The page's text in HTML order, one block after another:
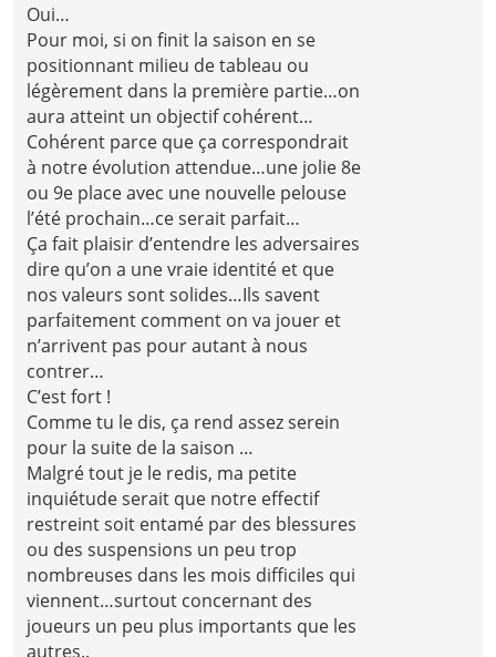
Oui…
Pour moi, si on finit la saison en se
positionnant milieu de tableau ou
légèrement dans la première partie…on
aura atteint un objectif cohérent…
Cohérent parce que ça correspondrait
à notre évolution attendue…une jolie 8e
ou 9e place avec une nouvelle pelouse
l’été prochain…ce serait parfait…
Ça fait plaisir d’entendre les adversaires
dire qu’on a une vraie identité et que
nos valeurs sont solides…Ils savent
parfaitement comment on va jouer et
n’arrivent pas pour autant à nous
contrer…
C’est fort !
Comme tu le dis, ça rend assez serein
pour la suite de la saison …
Malgré tout je le redis, ma petite
inquiétude serait que notre effectif
restreint soit entamé par des blessures
ou des suspensions un peu trop
nombreuses dans les mois difficiles qui
viennent…surtout concernant des
joueurs un peu plus importants que les
autres..